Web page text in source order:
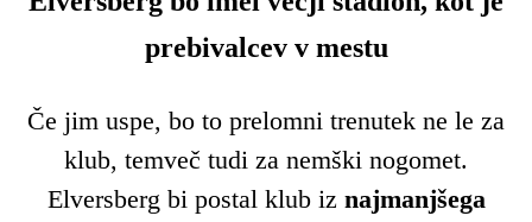
prebivalcev v mestu
Če jim uspe, bo to prelomni trenutek ne le za
klub, temveč tudi za nemški nogomet.
Elversberg bi postal klub iz najmanjšega